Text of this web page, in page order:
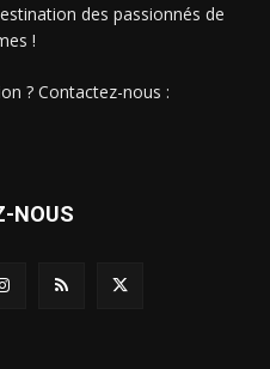
des passionnés de
!
? Contactez-nous :
NOUS